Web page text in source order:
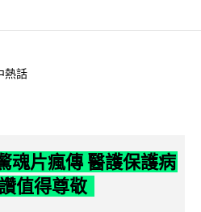
熱話
魂片瘋傳 醫護保護病
值得尊敬